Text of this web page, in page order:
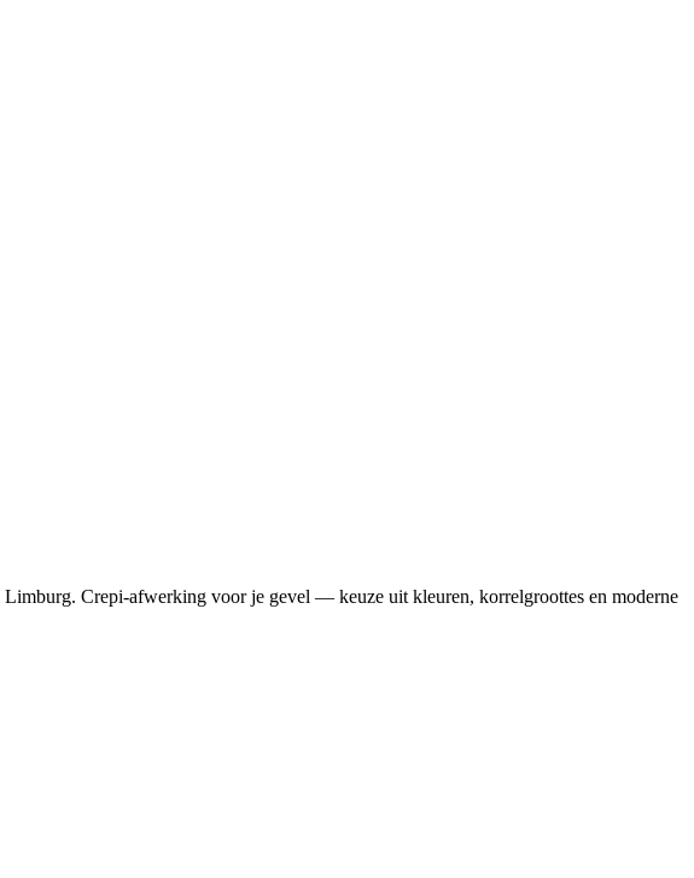
Limburg. Crepi-afwerking voor je gevel — keuze uit kleuren, korrelgroottes en moderne